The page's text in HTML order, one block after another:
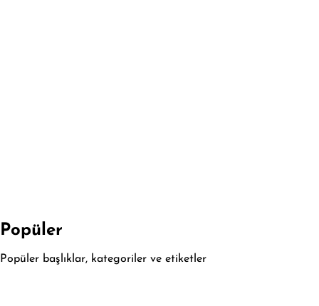
Popüler
Popüler başlıklar, kategoriler ve etiketler